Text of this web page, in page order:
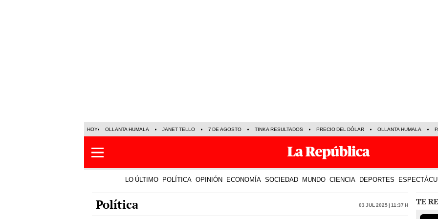
HOY OLLANTA HUMALA JANET TELLO 7 DE AGOSTO TINKA RESULTADOS PRECIO DEL DÓLAR OLLANTA HUMALA
LO ÚLTIMO POLÍTICA OPINIÓN ECONOMÍA SOCIEDAD MUNDO CIENCIA DEPORTES
Política 03 Jul 2025 | 11:37 h TE